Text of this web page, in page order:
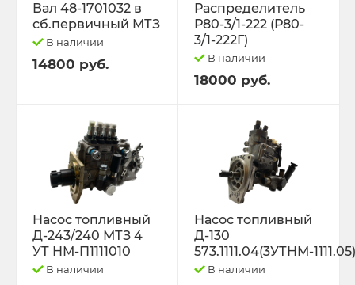
Вал 48-1701032 в
сб.первичный МТЗ
В наличии
14800 руб.
Распределитель
Р80-3/1-222 (Р80-
3/1-222Г)
В наличии
18000 руб.
Насос топливный
Д-243/240 МТЗ 4
УТ НМ-П1111010
В наличии
Насос топливный
Д-130
573.1111.04(3УТНМ-1111.05)
В наличии